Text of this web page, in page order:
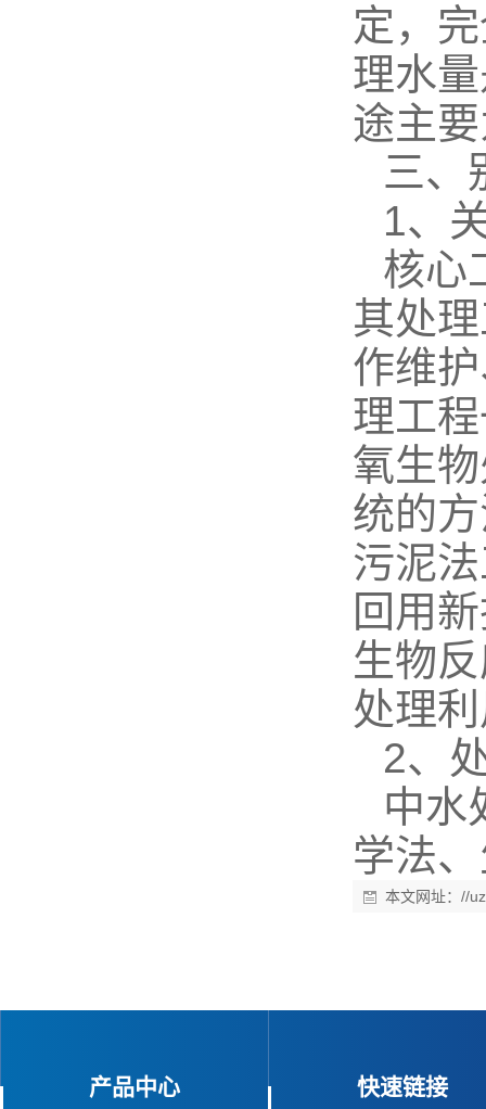
定，
理水
途主
三、
1、
核心
其处
作维
理工
氧生
统的
污泥
回用
生物
处理
2、
中水
学法
本文网址： //
产品中心 快速链接